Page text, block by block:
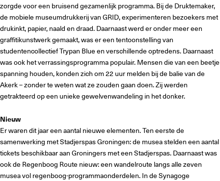
zorgde voor een bruisend gezamenlijk programma. Bij de Druktemaker,
de mobiele museumdrukkerij van GRID, experimenteren bezoekers met
drukinkt, papier, naald en draad. Daarnaast werd er onder meer een
graffitikunstwerk gemaakt, was er een tentoonstelling van
studentencollectief Trypan Blue en verschillende optredens. Daarnaast
was ook het verrassingsprogramma populair. Mensen die van een beetje
spanning houden, konden zich om 22 uur melden bij de balie van de
Akerk – zonder te weten wat ze zouden gaan doen. Zij werden
getrakteerd op een unieke gewelvenwandeling in het donker.
Nieuw
Er waren dit jaar een aantal nieuwe elementen. Ten eerste de
samenwerking met Stadjerspas Groningen: de musea stelden een aantal
tickets beschikbaar aan Groningers met een Stadjerspas. Daarnaast was
ook de Regenboog Route nieuw: een wandelroute langs alle zeven
musea vol regenboog-programmaonderdelen. In de Synagoge